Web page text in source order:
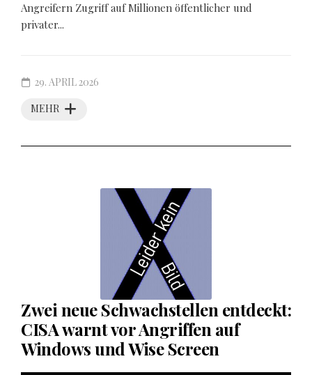
Angreifern Zugriff auf Millionen öffentlicher und
privater...
MEHR
29. APRIL 2026
Zwei neue Schwachstellen entdeckt:
CISA warnt vor Angriffen auf
Windows und Wise Screen